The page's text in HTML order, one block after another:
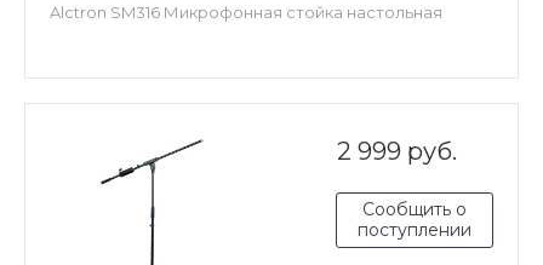
Alctron SM316 Микрофонная стойка настольная
2 999 руб.
Сообщить о
поступлении